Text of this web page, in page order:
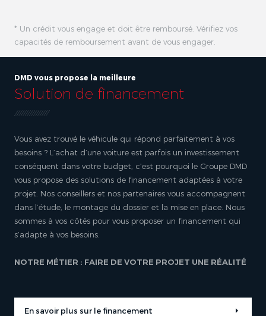
DMD vous propose la meilleure
Solution de financement
Vous avez trouvé le véhicule qui répond parfaitement à vos
besoins ? L’achat d’une voiture est parfois un investissement
conséquent dans votre budget, c’est pourquoi le Groupe DMD
vous propose des solutions de financement adaptées à votre
projet. Nos conseillers et nos partenaires vous accompagnent
dans l’étude, le montage du dossier et la mise en place. Nous
sommes à vos côtés pour vous proposer un financement qui
s’adapte à vos besoins.
NOTRE MÉTIER : FAIRE DE VOTRE PROJET UNE RÉALITÉ
En savoir plus sur le financement
* Un crédit vous engage et doit être remboursé. Vérifiez vos
capacités de remboursement avant de vous engager.